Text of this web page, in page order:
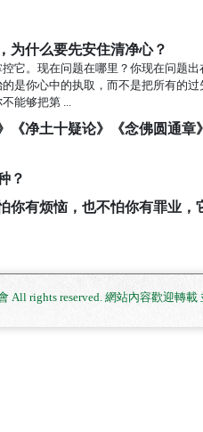
为什么要先安住清净心？
它。现在问题在哪里？你现在问题
是你心中的执取，而不是把所有的过
能够把第 ...
《净土十疑论》《念佛圆通
？
你有烦恼，也不怕你有罪业，
All rights reserved. 網站內容歡迎轉載